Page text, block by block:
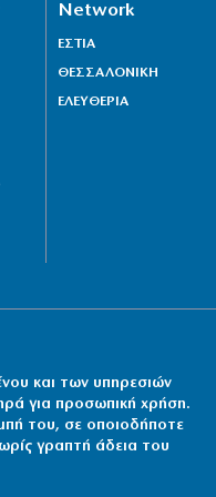
Network
ΕΣΤΙΑ
ΘΕΣΣΑΛΟΝΙΚΗ
ΕΛΕΥΘΕΡΙΑ
και των υπηρεσιών
για προσωπική χρήση.
του, σε οποιοδήποτε
γραπτή άδεια του